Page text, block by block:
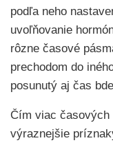
podľa neho
uvoľňovanie
rôzne časové
prechodom do
posunutý aj čas
Čím viac časových
výraznejšie